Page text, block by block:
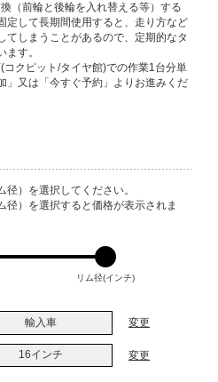
（前輪と後輪を入れ替える等）する
定して長期間使用すると、走り方など
てしまうことがあるので、定期的なタ
す。
クピット/タイヤ館)での作業1台分単
」又は「今すぐ予約」よりお進みくだ
）を選択してください。
径）を選択すると価格が表示されま
リム径(インチ)
輸入車 変更
16インチ 変更